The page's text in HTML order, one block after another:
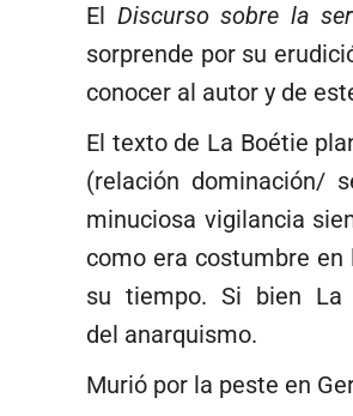
El Discurso sobre la
sorprende por su
conocer al autor y de
El texto de La Boétie
(relación dominación/
minuciosa vigilancia
como era costumbre
su tiempo. Si bien La
del anarquismo.
Murió por la peste en